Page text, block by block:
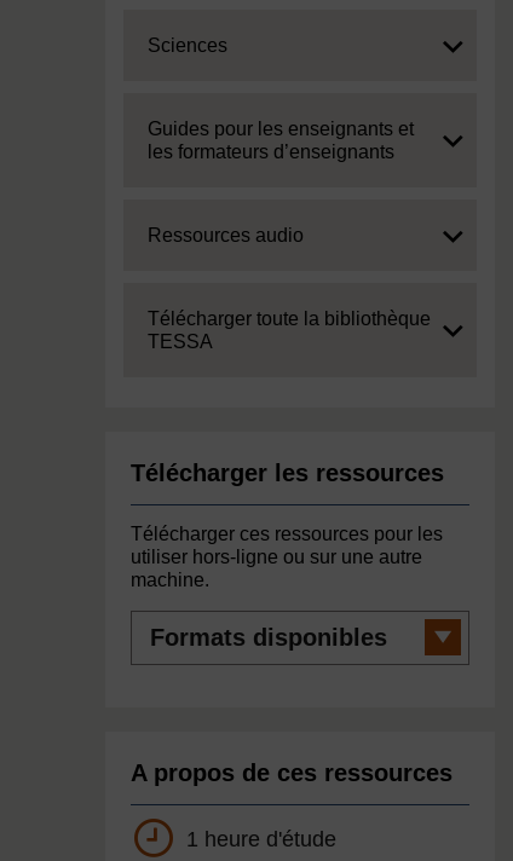
Expand
Sciences
Expand
Guides pour les enseignants et
les formateurs d’enseignants
Expand
Ressources audio
Expand
Télécharger toute la bibliothèque
TESSA
Télécharger les ressources
Télécharger ces ressources pour les
utiliser hors-ligne ou sur une autre
machine.
disponibles
A propos de ces ressources
1 heure d'étude